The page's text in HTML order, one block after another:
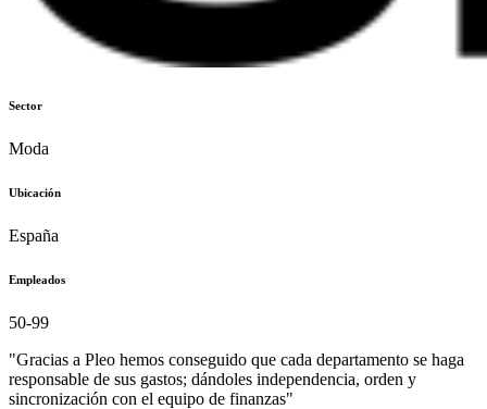
Sector
Moda
Ubicación
España
Empleados
50-99
"Gracias a Pleo hemos conseguido que cada departamento se haga
responsable de sus gastos; dándoles independencia, orden y
sincronización con el equipo de finanzas"